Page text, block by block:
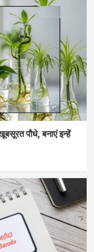
पौधे, बनाएं इन्‍हें